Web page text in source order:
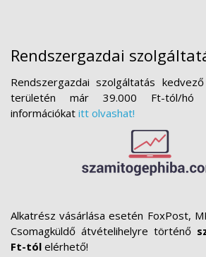
Rendszergazdai
Rendszergazdai szolgáltatás
területén már 39.000 Ft-tól/hó
információkat itt olvashat!
Alkatrész vásárlása esetén FoxPost,
Csomagküldő átvételihelyre történő
Ft-tól elérhető!